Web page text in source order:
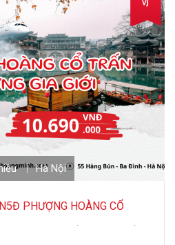
Hà Nội
PHƯỢNG HOÀNG CỔ